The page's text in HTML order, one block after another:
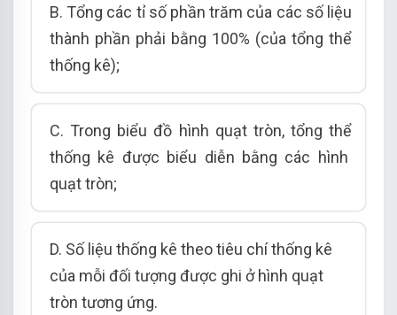
B. Tổng các tỉ số phần trăm của các số liệu
thành phần phải bằng 100% (của tổng thể
thống kê);
C. Trong biểu đồ hình quạt tròn, tổng thể
thống kê được biểu diễn bằng các hình
quạt tròn;
D. Số liệu thống kê theo tiêu chí thống kê
của mỗi đối tượng được ghi ở hình quạt
tròn tương ứng.